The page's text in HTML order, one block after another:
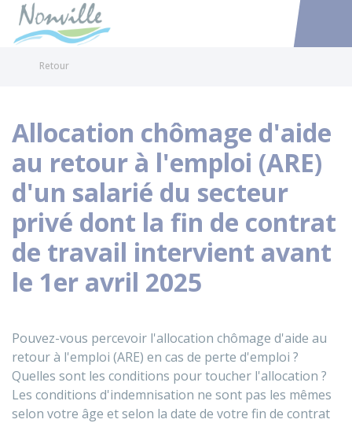
Accéder
Retour
Allocation chômage d'aide
au retour à l'emploi (ARE)
d'un salarié du secteur
privé dont la fin de contrat
de travail intervient avant
le 1er avril 2025
Pouvez-vous percevoir l'allocation chômage d'aide au
retour à l'emploi (ARE) en cas de perte d'emploi ?
Quelles sont les conditions pour toucher l'allocation ?
Les conditions d'indemnisation ne sont pas les mêmes
selon votre âge et selon la date de votre fin de contrat